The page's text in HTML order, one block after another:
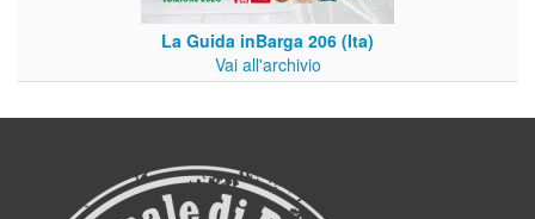
La Guida inBarga 206 (Ita)
Vai all'archivio